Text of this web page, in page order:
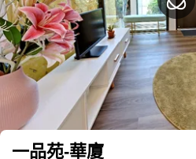
一品苑-華廈